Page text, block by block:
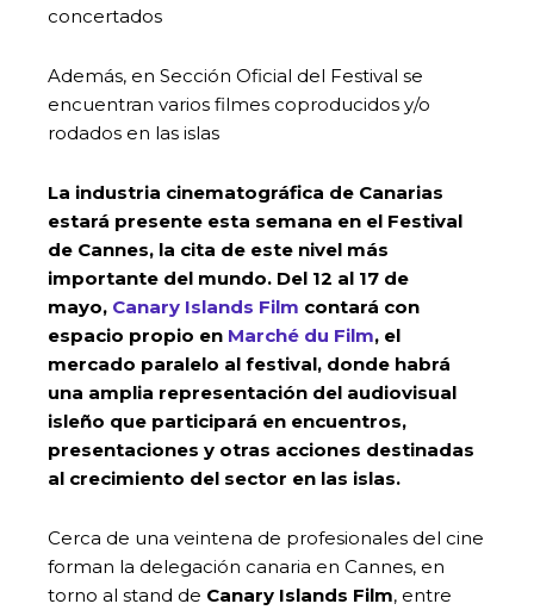
concertados
Además, en Sección Oficial del Festival se
encuentran varios filmes coproducidos y/o
rodados en las islas
La industria cinematográfica de Canarias
estará presente esta semana en el Festival
de Cannes, la cita de este nivel más
importante del mundo. Del 12 al 17 de
mayo, Canary Islands Film contará con
espacio propio en Marché du Film, el
mercado paralelo al festival, donde habrá
una amplia representación del audiovisual
isleño que participará en encuentros,
presentaciones y otras acciones destinadas
al crecimiento del sector en las islas.
Cerca de una veintena de profesionales del cine
forman la delegación canaria en Cannes, en
torno al stand de Canary Islands Film, entre